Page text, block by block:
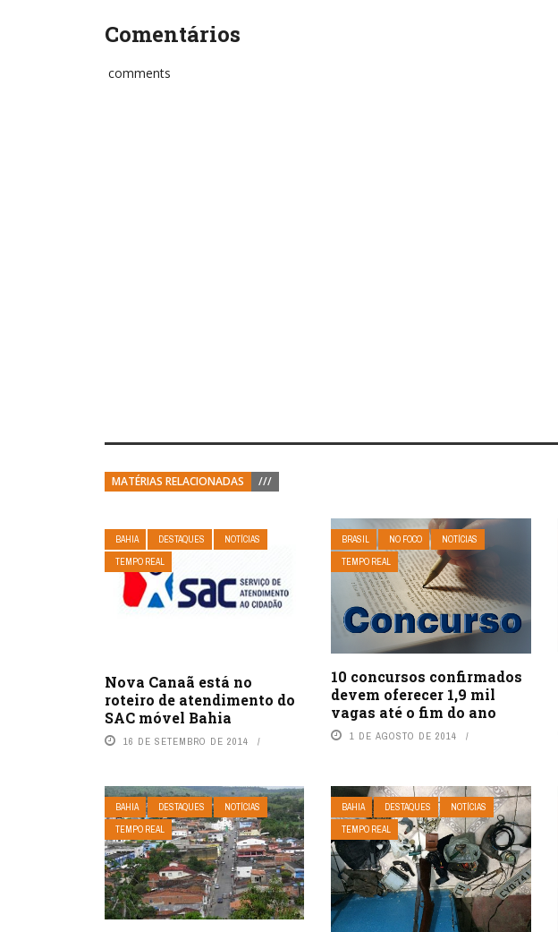
Comentários
comments
MATÉRIAS RELACIONADAS ///
BAHIA DESTAQUES
NOTÍCIAS
TEMPO REAL
Nova Canaã está no
roteiro de atendimento do
SAC móvel Bahia
16 DE SETEMBRO DE 2014
BRASIL NO FOCO
NOTÍCIAS
TEMPO REAL
10 concursos confirmados
devem oferecer 1,9 mil
vagas até o fim do ano
1 DE AGOSTO DE 2014
BAHIA DESTAQUES
NOTÍCIAS
TEMPO REAL
BAHIA DESTAQUES
NOTÍCIAS
TEMPO REAL